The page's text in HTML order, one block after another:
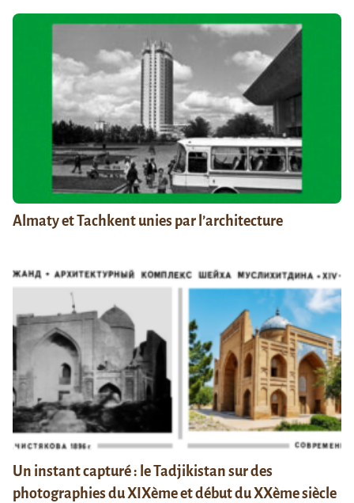
Almaty et Tachkent unies par l’architecture
Un instant capturé : le Tadjikistan sur des
photographies du XIXème et début du XXème siècle